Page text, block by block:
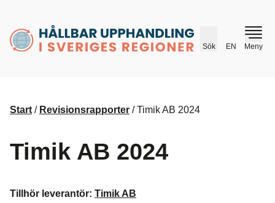
husr.se
Sök EN Meny
Start / Revisionsrapporter /Timik AB 2024
Timik AB 2024
Tillhör leverantör: Timik AB